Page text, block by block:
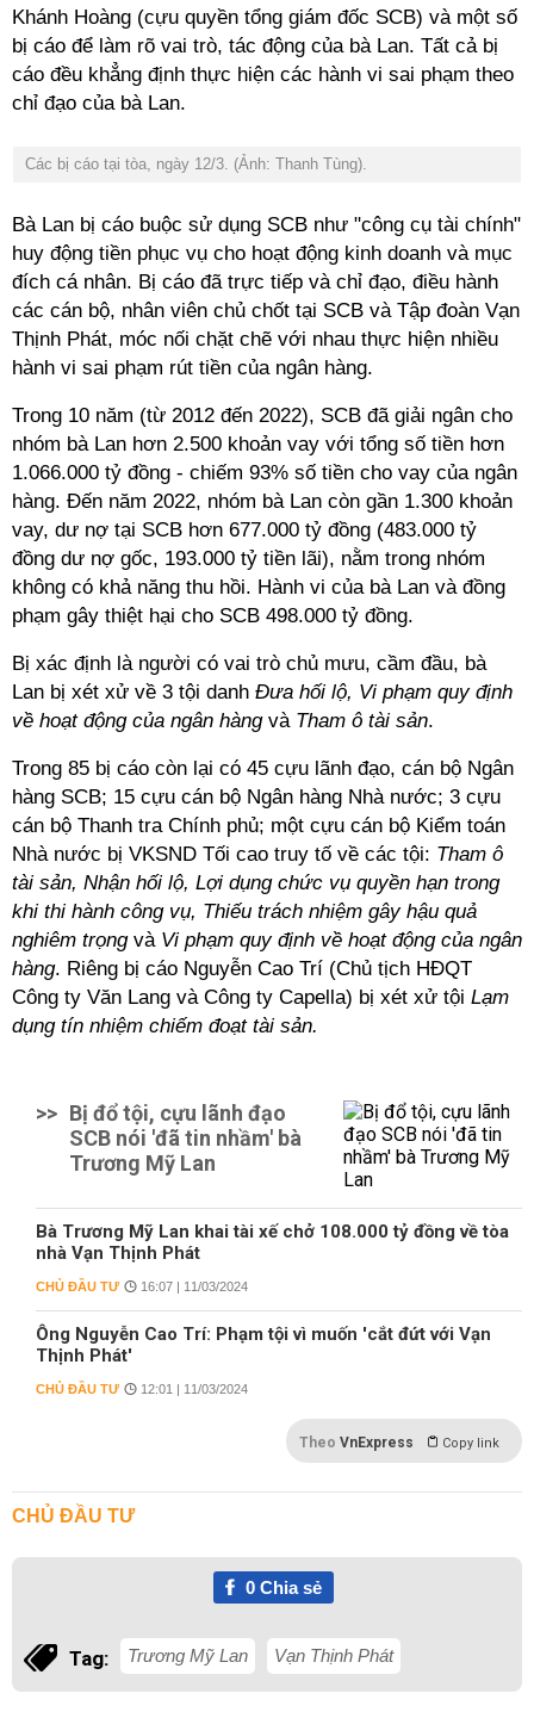
Khánh Hoàng (cựu quyền tổng giám đốc SCB) và một số
bị cáo để làm rõ vai trò, tác động của bà Lan. Tất cả bị
cáo đều khẳng định thực hiện các hành vi sai phạm theo
chỉ đạo của bà Lan.
Các bị cáo tại tòa, ngày 12/3. (Ảnh: Thanh Tùng).
Bà Lan bị cáo buộc sử dụng SCB như "công cụ tài chính"
huy động tiền phục vụ cho hoạt động kinh doanh và mục
đích cá nhân. Bị cáo đã trực tiếp và chỉ đạo, điều hành
các cán bộ, nhân viên chủ chốt tại SCB và Tập đoàn Vạn
Thịnh Phát, móc nối chặt chẽ với nhau thực hiện nhiều
hành vi sai phạm rút tiền của ngân hàng.
Trong 10 năm (từ 2012 đến 2022), SCB đã giải ngân cho
nhóm bà Lan hơn 2.500 khoản vay với tổng số tiền hơn
1.066.000 tỷ đồng - chiếm 93% số tiền cho vay của ngân
hàng. Đến năm 2022, nhóm bà Lan còn gần 1.300 khoản
vay, dư nợ tại SCB hơn 677.000 tỷ đồng (483.000 tỷ
đồng dư nợ gốc, 193.000 tỷ tiền lãi), nằm trong nhóm
không có khả năng thu hồi. Hành vi của bà Lan và đồng
phạm gây thiệt hại cho SCB 498.000 tỷ đồng.
Bị xác định là người có vai trò chủ mưu, cầm đầu, bà
Lan bị xét xử về 3 tội danh Đưa hối lộ, Vi phạm quy định
về hoạt động của ngân hàng và Tham ô tài sản.
Trong 85 bị cáo còn lại có 45 cựu lãnh đạo, cán bộ Ngân
hàng SCB; 15 cựu cán bộ Ngân hàng Nhà nước; 3 cựu
cán bộ Thanh tra Chính phủ; một cựu cán bộ Kiểm toán
Nhà nước bị VKSND Tối cao truy tố về các tội: Tham ô
tài sản, Nhận hối lộ, Lợi dụng chức vụ quyền hạn trong
khi thi hành công vụ, Thiếu trách nhiệm gây hậu quả
nghiêm trọng và Vi phạm quy định về hoạt động của ngân
hàng. Riêng bị cáo Nguyễn Cao Trí (Chủ tịch HĐQT
Công ty Văn Lang và Công ty Capella) bị xét xử tội Lạm
dụng tín nhiệm chiếm đoạt tài sản.
>> Bị đổ tội, cựu lãnh đạo
SCB nói 'đã tin nhầm' bà
Trương Mỹ Lan
Bà Trương Mỹ Lan khai tài xế chở 108.000 tỷ đồng về tòa
nhà Vạn Thịnh Phát
CHỦ ĐẦU TƯ 16:07 | 11/03/2024
Ông Nguyễn Cao Trí: Phạm tội vì muốn 'cắt đứt với Vạn
Thịnh Phát'
CHỦ ĐẦU TƯ 12:01 | 11/03/2024
Theo VnExpress Copy link
CHỦ ĐẦU TƯ
0Chia sẻ
Tag: Trương Mỹ Lan Vạn Thịnh Phát